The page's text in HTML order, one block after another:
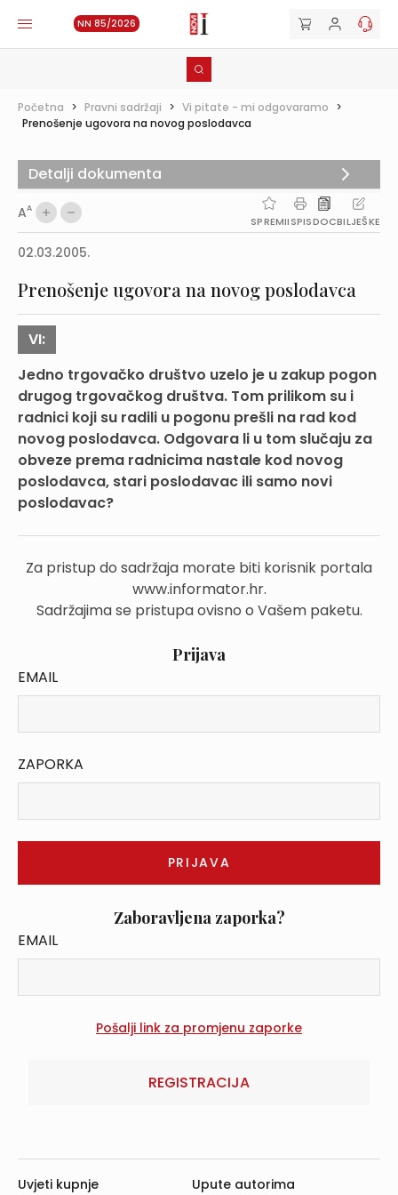
NN 85/2026
Početna > Pravni sadržaji > Vi pitate - mi odgovaramo >
Prenošenje ugovora na novog poslodavca
AA
SPREMIISPISDOCBILJEŠKE
02.03.2005.
Prenošenje ugovora na novog poslodavca
VI:
Jedno trgovačko društvo uzelo je u zakup pogon
drugog trgovačkog društva. Tom prilikom su i
radnici koji su radili u pogonu prešli na rad kod
novog poslodavca. Odgovara li u tom slučaju za
obveze prema radnicima nastale kod novog
poslodavca, stari poslodavac ili samo novi
poslodavac?
Za pristup do sadržaja morate biti korisnik portala
www.informator.hr.
Sadržajima se pristupa ovisno o Vašem paketu.
Prijava
EMAIL
ZAPORKA
Zaboravljena zaporka?
EMAIL
REGISTRACIJA
Detalji dokumenta
Uvjeti kupnje Upute autorima